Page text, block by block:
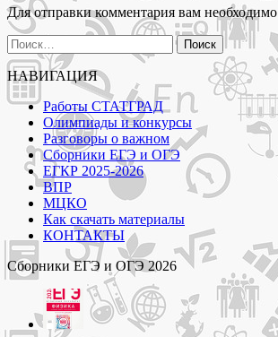
Для отправки комментария вам необходимо
Найти:
НАВИГАЦИЯ
Работы СТАТГРАД
Олимпиады и конкурсы
Разговоры о важном
Сборники ЕГЭ и ОГЭ
ЕГКР 2025-2026
ВПР
МЦКО
Как скачать материалы
КОНТАКТЫ
Сборники ЕГЭ и ОГЭ 2026